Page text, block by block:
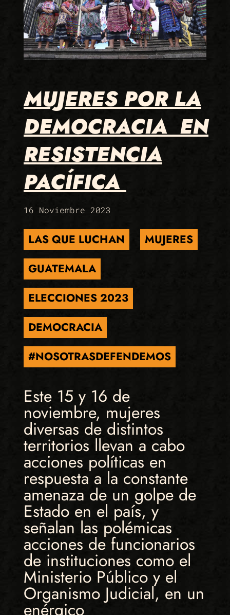
MUJERES POR LA
DEMOCRACIA EN
RESISTENCIA
PACÍFICA
16 Noviembre 2023
LAS QUE LUCHAN
MUJERES
GUATEMALA
ELECCIONES 2023
DEMOCRACIA
#NOSOTRASDEFENDEMOS
Este 15 y 16 de
noviembre, mujeres
diversas de distintos
territorios llevan a cabo
acciones políticas en
respuesta a la constante
amenaza de un golpe de
Estado en el país, y
señalan las polémicas
acciones de funcionarios
de instituciones como el
Ministerio Público y el
Organismo Judicial, en un
enérgico